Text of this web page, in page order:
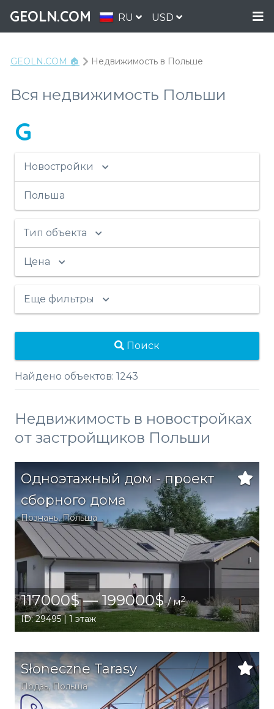
GEOLN.COM RU USD
GEOLN.COM 🏠 Недвижимость в Польше
Вся недвижимость Польши
G
Новостройки
Польша
Тип объекта
Цена
Еще фильтры
Поиск
Найдено объектов: 1243
Недвижимость в новостройках
от застройщиков Польши
Одноэтажный дом - проект
сборного дома
Познань,Польша
117000$ — 199000$/ м2
ID: 29495 | 1 этаж
Słoneczne Tarasy
Лодзь, Польша